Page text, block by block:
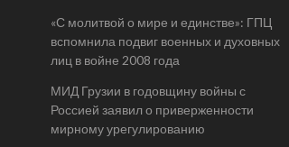
«С молитвой о мире и единстве»: ГПЦ
вспомнила подвиг военных и духовных
лиц в войне 2008 года
МИД Грузии в годовщину войны с
Россией заявил о приверженности
мирному урегулированию